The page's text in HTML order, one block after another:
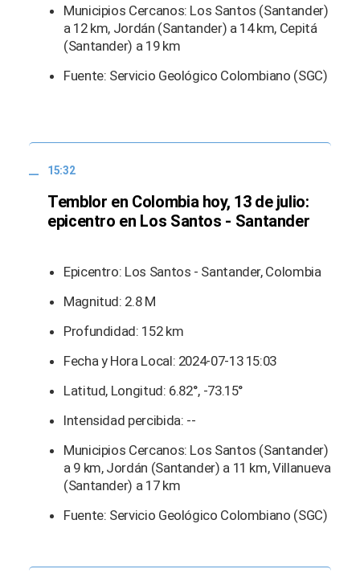
Municipios Cercanos: Los Santos (Santander)
a 12 km, Jordán (Santander) a 14 km, Cepitá
(Santander) a 19 km
Fuente: Servicio Geológico Colombiano (SGC)
15:32
Temblor en Colombia hoy, 13 de julio:
epicentro en Los Santos - Santander
Epicentro: Los Santos - Santander, Colombia
Magnitud: 2.8 M
Profundidad: 152 km
Fecha y Hora Local: 2024-07-13 15:03
Latitud, Longitud: 6.82°, -73.15°
Intensidad percibida: --
Municipios Cercanos: Los Santos (Santander)
a 9 km, Jordán (Santander) a 11 km, Villanueva
(Santander) a 17 km
Fuente: Servicio Geológico Colombiano (SGC)